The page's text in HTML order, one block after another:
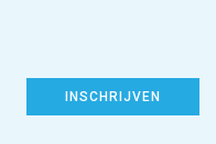
INSCHRIJVEN